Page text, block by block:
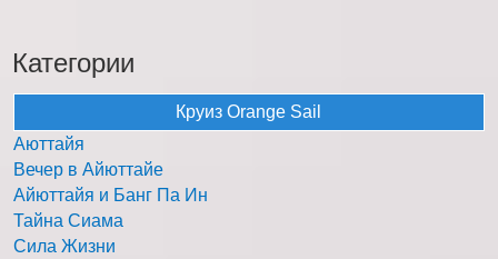
Категории
Круиз Orange Sail
Аюттайя
Вечер в Айюттайе
Айюттайя и Банг Па Ин
Тайна Сиама
Сила Жизни